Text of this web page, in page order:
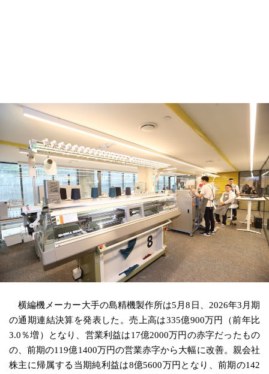
横編機メーカー大手の島精機製作所は5月8日、2026年3月期
の通期連結決算を発表した。売上高は335億900万円（前年比
3.0％増）となり、営業利益は17億2000万円の赤字だったもの
の、前期の119億1400万円の営業赤字から大幅に改善。親会社
株主に帰属する当期純利益は8億5600万円となり、前期の142